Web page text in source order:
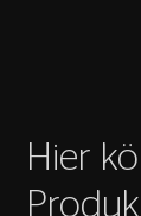
Hier